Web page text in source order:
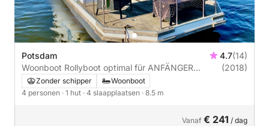
Potsdam 4.7(14)
Woonboot Rollyboot optimal für ANFÄNGER
Rollyboot 1
(2018)
Zonder schipper
Woonboot
4 personen · 1 hut · 4 slaapplaatsen · 8.5 m
Vanaf € 241 / dag